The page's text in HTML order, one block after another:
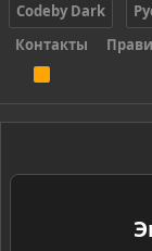
Codeby Dark
Контакты
S